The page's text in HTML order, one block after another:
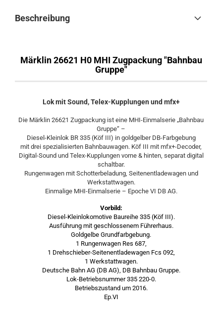
Beschreibung
Märklin 26621 H0 MHI Zugpackung "Bahnbau
Gruppe"
Lok mit Sound, Telex-Kupplungen und mfx+
Die Märklin 26621 Zugpackung ist eine MHI-Einmalserie „Bahnbau
Gruppe“ –
Diesel-Kleinlok BR 335 (Köf III) in goldgelber DB-Farbgebung
mit drei spezialisierten Bahnbauwagen. Köf III mit mfx+-Decoder,
Digital-Sound und Telex-Kupplungen vorne & hinten, separat digital
schaltbar.
Rungenwagen mit Schotterbeladung, Seitenentladewagen und
Werkstattwagen.
Einmalige MHI-Einmalserie – Epoche VI DB AG.
Vorbild:
Diesel-Kleinlokomotive Baureihe 335 (Köf III).
Ausführung mit geschlossenem Führerhaus.
Goldgelbe Grundfarbgebung.
1 Rungenwagen Res 687,
1 Drehschieber-Seitenentladewagen Fcs 092,
1 Werkstattwagen.
Deutsche Bahn AG (DB AG), DB Bahnbau Gruppe.
Lok-Betriebsnummer 335 220-0.
Betriebszustand um 2016.
Ep.VI